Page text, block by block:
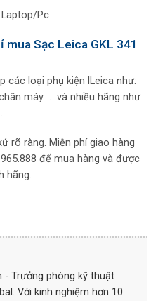
Laptop/Pc
Sạc Leica GKL 341
các loại phụ kiện lLeica như:
máy…. và nhiều hãng như
rõ ràng. Miễn phí giao hàng
để mua hàng và được
hãng.
- Trưởng phòng kỹ thuật
Với kinh nghiệm hơn 10